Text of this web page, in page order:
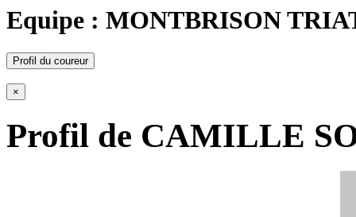
Equipe : MONTBRISON
Profil du coureur
×
Profil de CAMILLE